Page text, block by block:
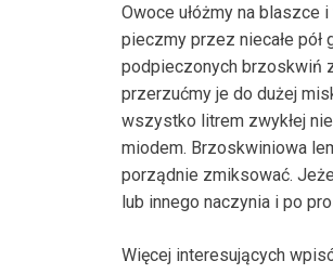
Owoce ułóżmy na blaszce
pieczmy przez niecałe
podpieczonych brzoskwiń
przerzućmy je do dużej
wszystko litrem zwykłej
miodem. Brzoskwiniowa
porządnie zmiksować.
lub innego naczynia i po
Więcej interesujących